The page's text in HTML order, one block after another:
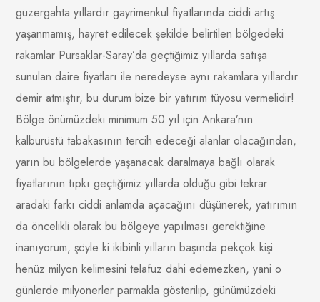
güzergahta yıllardır gayrimenkul fiyatlarında ciddi artış
yaşanmamış, hayret edilecek şekilde belirtilen bölgedeki
rakamlar Pursaklar-Saray’da geçtiğimiz yıllarda satışa
sunulan daire fiyatları ile neredeyse aynı rakamlara yıllardır
demir atmıştır, bu durum bize bir yatırım tüyosu vermelidir!
Bölge önümüzdeki minimum 50 yıl için Ankara’nın
kalburüstü tabakasının tercih edeceği alanlar olacağından,
yarın bu bölgelerde yaşanacak daralmaya bağlı olarak
fiyatlarının tıpkı geçtiğimiz yıllarda olduğu gibi tekrar
aradaki farkı ciddi anlamda açacağını düşünerek, yatırımın
da öncelikli olarak bu bölgeye yapılması gerektiğine
inanıyorum, şöyle ki ikibinli yılların başında pekçok kişi
henüz milyon kelimesini telafuz dahi edemezken, yani o
günlerde milyonerler parmakla gösterilip, günümüzdeki